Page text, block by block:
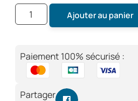
Ajouter au panier
Paiement 100% sécurisé :
Partager